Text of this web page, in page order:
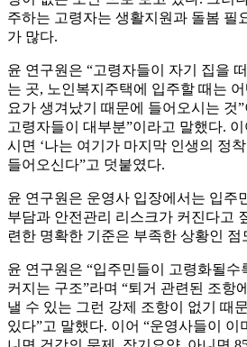
주하는 고령자는 생활지원과 돌봄 필
가 많다.
윤 연구원은 “고령자들이 자기 집을
는 곳, 노인복지주택에 입주할 때는
요가 생겨났기 때문에 들어오시는 것”
고령자들이 대부분”이라고 말했다.
시면 ‘나는 여기가 마지막 인생의 정
들어오신다”고 덧붙였다.
윤 연구원은 운영사 입장에서는 입주
부담과 안전관리 리스크가 커진다고
련한 명확한 기준은 부족한 상황인
윤 연구원은 “입주민들이 고령화될수
커지는 구조”라며 “퇴거 관련된 조항
낼 수 있는 그런 강제 조항이 없기 때
있다”고 말했다. 이어 “운영사들이